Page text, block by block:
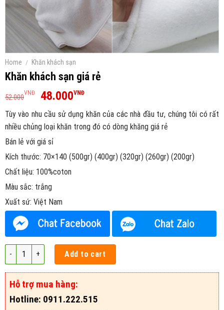
Home / Khăn khách sạn
Khăn khách sạn giá rẻ
52.000VNĐ 48.000VNĐ
Tùy vào nhu cầu sử dụng khăn của các nhà đầu tư, chúng tôi có rất
nhiều chủng loại khăn trong đó có dòng khăng giá rẻ
Bán lẻ với giá sỉ
Kích thước: 70×140 (500gr) (400gr) (320gr) (260gr) (200gr)
Chất liệu: 100%coton
Màu sắc: trắng
Xuất sứ: Việt Nam
Khăn khách sạn giá rẻ quantity
Add to cart
Hỗ trợ mua hàng:
Hotline: 0911.222.515